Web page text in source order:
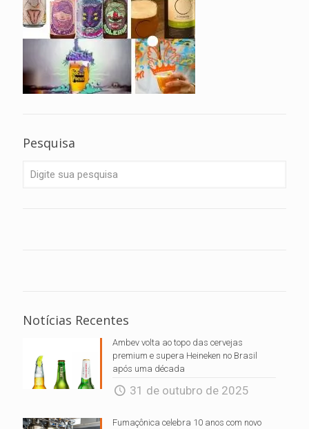
Pesquisa
Notícias Recentes
Ambev volta ao topo das cervejas
premium e supera Heineken no Brasil
após uma década
31 de outubro de 2025
Fumaçônica celebra 10 anos com novo